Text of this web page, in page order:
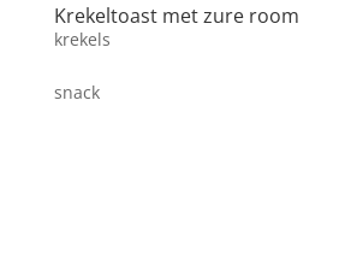
Krekeltoast met zure room
krekels
snack